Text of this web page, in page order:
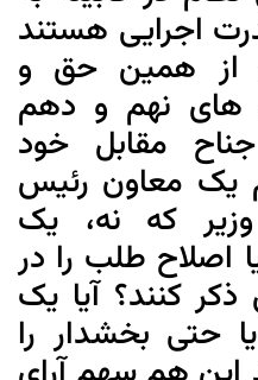
اجرایی هستند
از همین حق و
های نهم و دهم
مقابل خود
یک معاون رئیس
که نه، یک
اصلاح طلب را در
کنند؟ آیا یک
حتی بخشدار را